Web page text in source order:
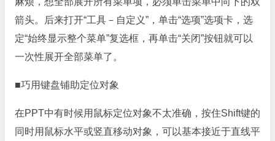
箭头。后来打开“工具－自定义”，单击“选项”选项卡，选
定“始终显示整个菜单”复选框，再单击“关闭”按钮就可以
一次性展开全部菜单了。
■巧用键盘铺助定位对象
在PPT中有时候用鼠标定位对象不太准确，按住Shift键的
同时用鼠标水平或竖直移动对象，可以基本接近于直线平